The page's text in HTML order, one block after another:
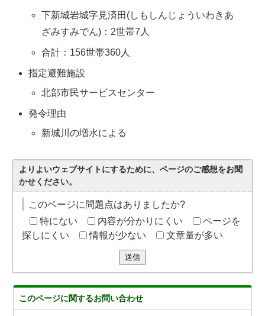
下新城岩城字見済田(しもしんじょういわきあ
ざみすみでん)：2世帯7人
合計：156世帯360人
指定避難施設
北部市民サービスセンター
発令理由
新城川の増水による
よりよいウェブサイトにするために、ページのご感想をお聞
かせください。
このページに問題点はありましたか?
特にない
内容が分かりにくい
ページを
探しにくい
情報が少ない 文章量が多い
送信
このページに関するお問い合わせ